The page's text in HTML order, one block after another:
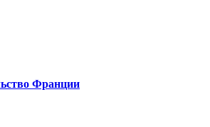
Франции